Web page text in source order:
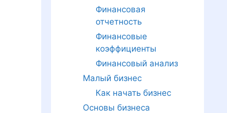
Финансовая
отчетность
Финансовые
коэффициенты
Финансовый анализ
Малый бизнес
Как начать бизнес
Основы бизнеса